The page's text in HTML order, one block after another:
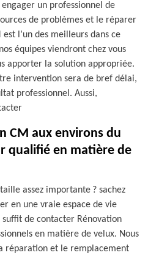
engager un professionnel de
de problèmes et le réparer
l’un des meilleurs dans ce
équipes viendront chez vous
apporter la solution appropriée.
intervention sera de bref délai,
professionnel. Aussi,
CM aux environs du
qualifié en matière de
assez importante ? sachez
en une vraie espace de vie
de contacter Rénovation
en matière de velux. Nous
réparation et le remplacement